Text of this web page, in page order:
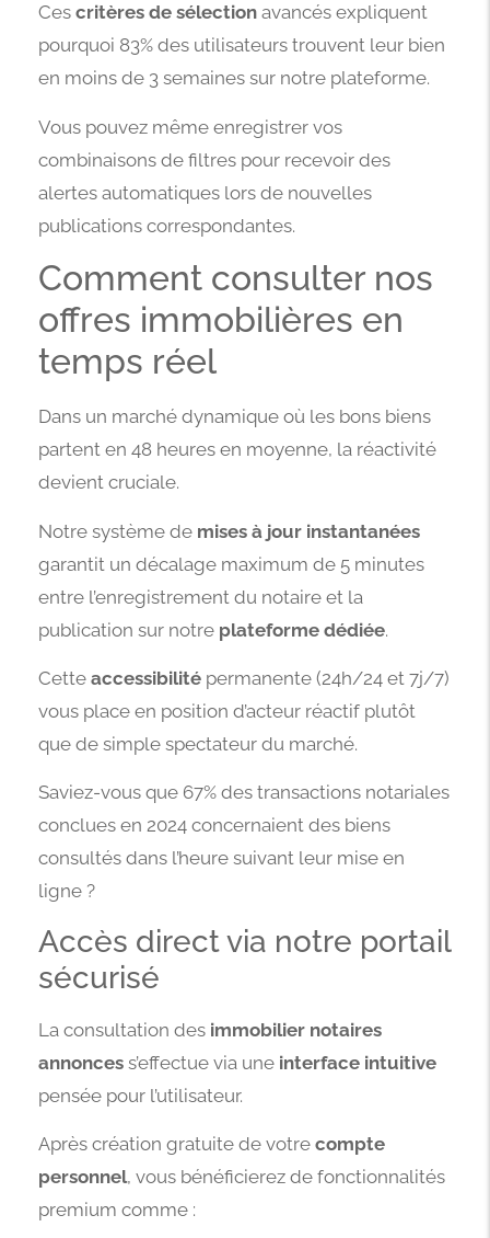
Ces critères de sélection avancés expliquent
pourquoi 83% des utilisateurs trouvent leur bien
en moins de 3 semaines sur notre plateforme.
Vous pouvez même enregistrer vos
combinaisons de filtres pour recevoir des
alertes automatiques lors de nouvelles
publications correspondantes.
Comment consulter nos
offres immobilières en
temps réel
Dans un marché dynamique où les bons biens
partent en 48 heures en moyenne, la réactivité
devient cruciale.
Notre système de mises à jour instantanées
garantit un décalage maximum de 5 minutes
entre l’enregistrement du notaire et la
publication sur notre plateforme dédiée.
Cette accessibilité permanente (24h/24 et 7j/7)
vous place en position d’acteur réactif plutôt
que de simple spectateur du marché.
Saviez-vous que 67% des transactions notariales
conclues en 2024 concernaient des biens
consultés dans l’heure suivant leur mise en
ligne ?
Accès direct via notre portail
sécurisé
La consultation des immobilier notaires
annonces s’effectue via une interface intuitive
pensée pour l’utilisateur.
Après création gratuite de votre compte
personnel, vous bénéficierez de fonctionnalités
premium comme :